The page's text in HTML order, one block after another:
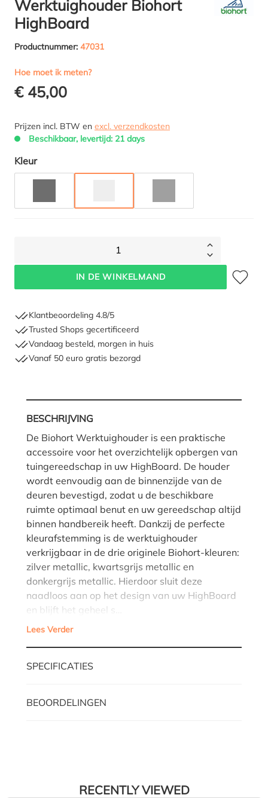
Werktuighouder Biohort
HighBoard
Productnummer: 47031
Hoe moet ik meten?
€ 45,00
Prijzen incl. BTW en excl. verzendkosten
Beschikbaar, levertijd: 21 days
Selecteer
Kleur
1
IN DE WINKELMAND
Klantbeoordeling 4.8/5
Trusted Shops gecertificeerd
Vandaag besteld, morgen in huis
Vanaf 50 euro gratis bezorgd
BESCHRIJVING
De Biohort Werktuighouder is een praktische
accessoire voor het overzichtelijk opbergen van
tuingereedschap in uw HighBoard. De houder
wordt eenvoudig aan de binnenzijde van de
deuren bevestigd, zodat u de beschikbare
ruimte optimaal benut en uw gereedschap altijd
binnen handbereik heeft. Dankzij de perfecte
kleurafstemming is de werktuighouder
verkrijgbaar in de drie originele Biohort-kleuren:
zilver metallic, kwartsgrijs metallic en
donkergrijs metallic. Hierdoor sluit deze
naadloos aan op het design van uw HighBoard
en blijft het geheel s…
Lees Verder
SPECIFICATIES
BEOORDELINGEN
RECENTLY VIEWED